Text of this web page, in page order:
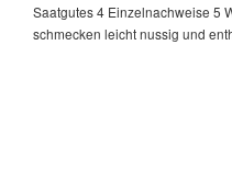
Saatgutes 4 Einzelnachweise 5
schmecken leicht nussig und